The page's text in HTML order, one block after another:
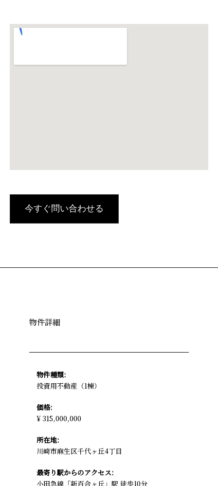
今すぐ問い合わせる
物件詳細
物件種類:
投資用不動産（1棟）
価格:
¥ 315,000,000
所在地:
川崎市麻生区千代ヶ丘4丁目
最寄り駅からのアクセス:
小田急線「新百合ヶ丘」駅 徒歩10分